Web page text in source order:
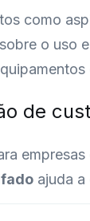
como
o uso
de
ajuda